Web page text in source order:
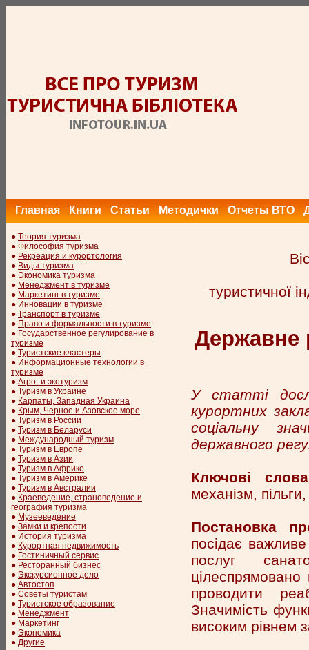
Главная Книги Статьи Методички Отчеты ВТО
● Теория туризма
● Философия туризма
● Рекреация и курортология
● Виды туризма
● Экономика туризма
● Менеджмент в туризме
● Маркетинг в туризме
● Инновации в туризме
● Транспорт в туризме
● Право и формальности в туризме
● Государственное регулирование в
туризме
● Туристские кластеры
● Информационные технологии в
туризме
● Агро- и экотуризм
● Туризм в Украине
● Карпаты, Западная Украина
● Крым, Черное и Азовское море
● Туризм в России
● Туризм в Беларуси
● Международный туризм
● Туризм в Европе
● Туризм в Азии
● Туризм в Африке
● Туризм в Америке
● Туризм в Австралии
● Краеведение, страноведение и
география туризма
● Музееведение
● Замки и крепости
● История туризма
● Курортная недвижимость
● Гостиничный сервис
● Ресторанный бизнес
● Экскурсионное дело
● Автостоп
● Советы туристам
● Туристское образование
● Менеджмент
● Маркетинг
● Экономика
● Другие
туристичної
Державне
У статті
курортних
соціальну
державного
Ключові
механізм,
Постановка
посідає
послуг
проводити
Значимість
високим рівнем